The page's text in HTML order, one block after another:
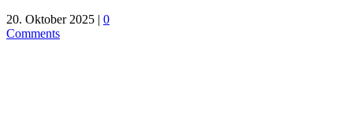
20. Oktober 2025 | 0
Comments